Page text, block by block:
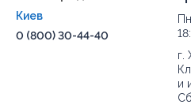
Киев
0 (800) 30-44-40
г.
и